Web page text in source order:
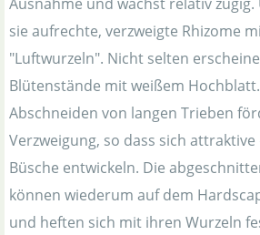
sie aufrechte, verzweigte Rhizome
"Luftwurzeln". Nicht selten
Blütenstände mit weißem
Abschneiden von langen Trieben
Verzweigung, so dass sich
Büsche entwickeln. Die
können wiederum auf dem
und heften sich mit ihren Wurzeln